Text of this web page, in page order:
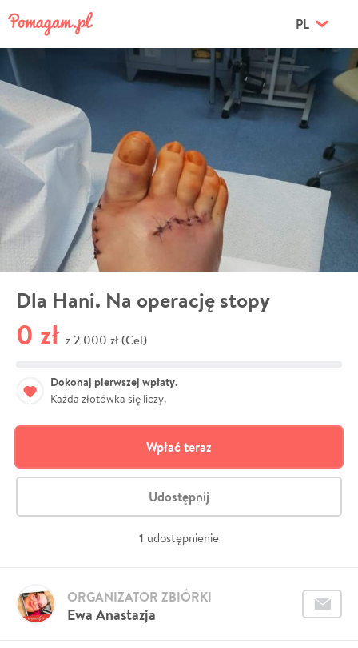
PL
Dla Hani. Na operację stopy
0 zł z 2 000 zł (Cel)
Dokonaj pierwszej wpłaty.
Każda złotówka się liczy.
Wpłać teraz
Udostępnij
1 udostępnienie
Ewa Anastazja
ORGANIZATOR ZBIÓRKI